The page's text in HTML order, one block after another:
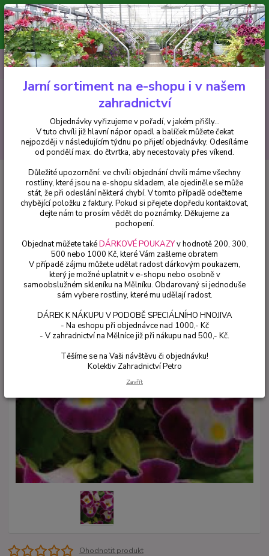
Minimální hodnota pro odeslání z e-shopu je 300 Kč.
V tuto chvíli již hlavní nápor objednávek opadl a balíček můžete čekat
nejpozději v následujícím týdnu po přijetí objednávky. Objednávky
vyřizujeme v pořadí, v jakém přišly...
CZK
Hledat
+420 602 223 614 0ks
za0 Kč
Balkónové rostliny Torénie - cena za kus v 3-kusovém balení
Torénie - cena za kus v 3-
kusovém balení
Ohodnotit produkt
Jarní sortiment na e-shopu i v našem
zahradnictví
Objednávky vyřizujeme v pořadí, v jakém přišly...
V tuto chvíli již hlavní nápor opadl a balíček můžete čekat
nejpozději v následujícím týdnu po přijetí objednávky. Odesíláme
od pondělí max. do čtvrtka, aby necestovaly přes víkend.
Důležité upozornění: ve chvíli objednání chvíli máme všechny
rostliny, které jsou na e-shopu skladem, ale ojediněle se může
stát, že při odeslání některá chybí. V tomto případě odečteme
chybějící položku z faktury. Pokud si přejete dopředu kontaktovat,
dejte nám to prosím vědět do poznámky. Děkujeme za
pochopení.
Objednat můžete takéDÁRKOVÉ POUKAZYv hodnotě 200, 300,
500 nebo 1000 Kč, které Vám zašleme obratem
V případě zájmu můžete udělat radost dárkovým poukazem,
který je možné uplatnit v e-shopu nebo osobně v
samoobslužném skleníku na Mělníku. Obdarovaný si jednoduše
sám vybere rostliny, které mu udělají radost.
DÁREK K NÁKUPU V PODOBĚ SPECIÁLNÍHO HNOJIVA
- Na eshopu při objednávce nad 1000,- Kč
- V zahradnictví na Mělníce již při nákupu nad 500,- Kč.
Těšíme se na Vaši návštěvu či objednávku!
Kolektiv Zahradnictví Petro
Zavřít